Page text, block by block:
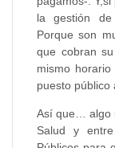
la gestión de
Porque son
que cobran
mismo
puesto público
Así que… algo
Salud y